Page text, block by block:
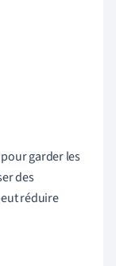
garder les
des
réduire